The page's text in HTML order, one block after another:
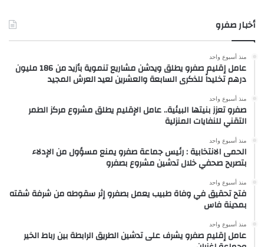
أخبار صفرو
منذ أسبوع واحد
عامل إقليم صفرو يطلق ويدشن مشاريع تنموية بأزيد من 186 مليون
درهم تخليداً للذكرى السابعة والعشرين لعيد العرش المجيد
منذ أسبوع واحد
صفرو تعزز بنيتها البيئية.. عامل الإقليم يطلق مشروع مركز الطمر
التقني للنفايات المنزلية
منذ أسبوع واحد
الحمى الانتخابية : رئيس جماعة صفرو يمنع مسؤول من الإدلاء
بتصريح صحفي خلال تدشين مشروع بصفرو
منذ أسبوع واحد
فتح تحقيق في وفاة طبيب يعمل بصفرو إثر سقوطه من شرفة شقته
بمدينة فاس
منذ أسبوع واحد
عامل إقليم صفرو يشرف على تدشين الطريق الرابطة بين رباط الخير